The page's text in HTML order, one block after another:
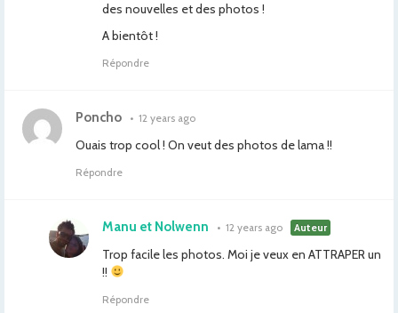
des nouvelles et des photos !
A bientôt !
Répondre
Poncho • 12 years ago
Ouais trop cool ! On veut des photos de lama !!
Répondre
Manu et Nolwenn • 12 years ago Auteur
Trop facile les photos. Moi je veux en ATTRAPER un
!!
Répondre